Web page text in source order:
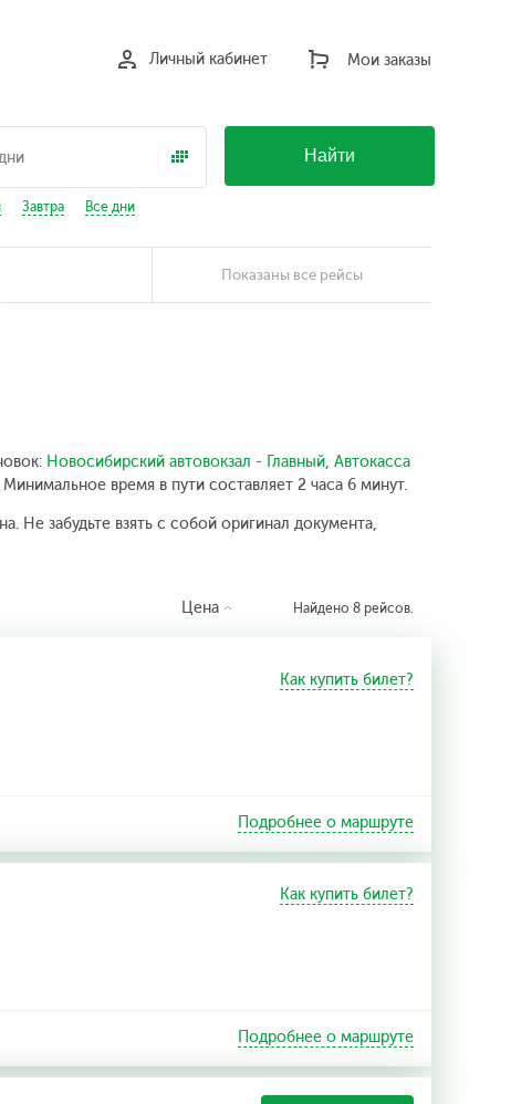
Мои заказы
Личный кабинет
Завтра Все дни
Найти
Показаны все рейсы
Новосибирский автовокзал - Главный, Автокасса
Минимальное время в пути составляет 2 часа 6 минут.
Не забудьте взять с собой оригинал документа,
Цена Найдено 8 рейсов.
Как купить билет?
Подробнее о маршруте
Как купить билет?
Подробнее о маршруте